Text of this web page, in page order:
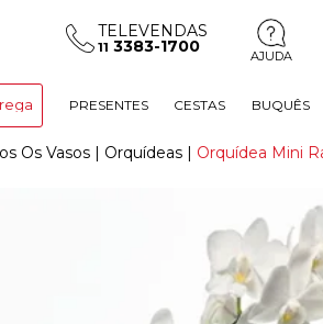
TELEVENDAS
11 3383-1700 AJUDA
PRESENTES CESTAS BUQUÊS
Os Vasos | Orquídeas | Orquídea Mini